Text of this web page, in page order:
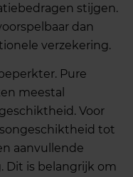
stijgen.
dan
verzekering.
Pure
meestal
Voor
tot
aanvullende
Dit is belangrijk om